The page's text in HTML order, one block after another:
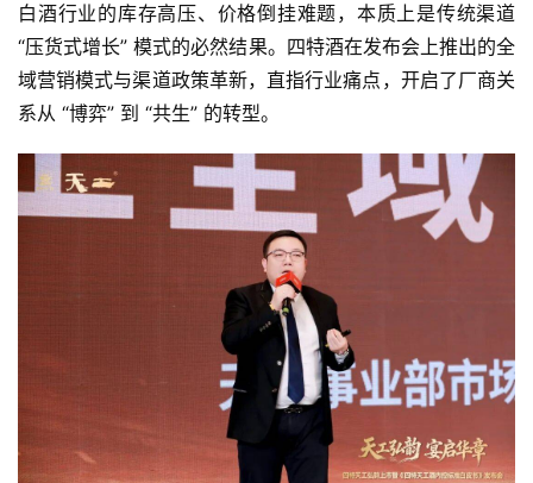
活
动
动
态
视
白酒行业的库存高压、价格倒挂难题，本质上是传统渠道
“压货式增长” 模式的必然结果。四特酒在发布会上推出的全
域营销模式与渠道政策革新，直指行业痛点，开启了厂商关
系从 “博弈” 到 “共生” 的转型。